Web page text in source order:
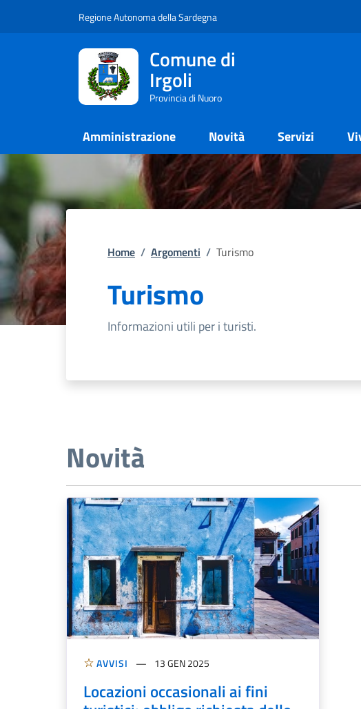
Regione Autonoma della Sardegna
Comune di
Irgoli
Provincia di Nuoro
Amministrazione Novità Servizi
Home / Argomenti / Turismo
Turismo
Informazioni utili per i turisti.
Novità
AVVISI 13 GEN 2025
Locazioni occasionali ai fini